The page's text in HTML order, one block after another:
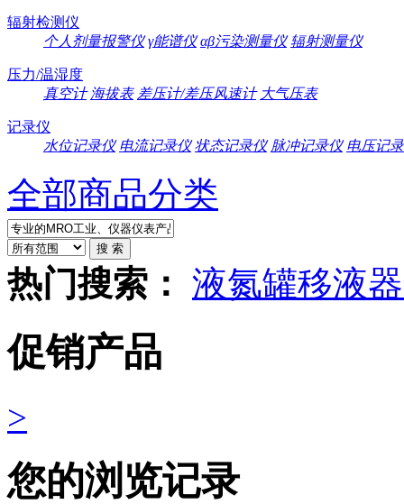
辐射检测仪
个人剂量报警仪 γ能谱仪 αβ污染测量仪 辐射测量仪
压力/温湿度
真空计 海拔表 差压计/差压风速计 大气压表
记录仪
水位记录仪 电流记录仪 状态记录仪 脉冲记录仪 电压记
全部商品分类
热门搜索： 液氮罐移液器
促销产品
>
您的浏览记录